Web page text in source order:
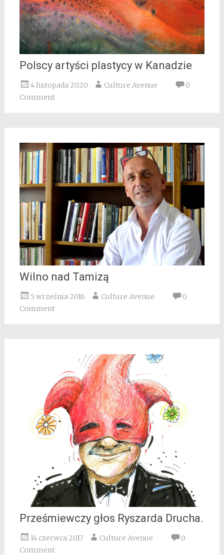
Polscy artyści plastycy w Kanadzie
4 listopada 2020 Culture Avenue
0
Comment
Wilno nad Tamizą
5 września 2016 Culture Avenue
0
Comment
Prześmiewczy głos Ryszarda Drucha.
14 czerwca 2017 Culture Avenue
0
Comment